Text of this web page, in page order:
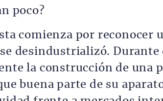
poco?
comienza por reconocer
desindustrializó. Durante
la construcción de una
buena parte de su